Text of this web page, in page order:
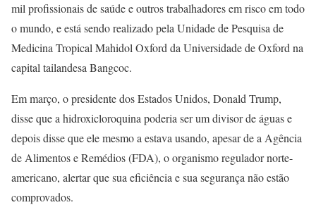
mil profissionais de saúde e outros trabalhadores em risco em todo
o mundo, e está sendo realizado pela Unidade de Pesquisa de
Medicina Tropical Mahidol Oxford da Universidade de Oxford na
capital tailandesa Bangcoc.
Em março, o presidente dos Estados Unidos, Donald Trump,
disse que a hidroxicloroquina poderia ser um divisor de águas e
depois disse que ele mesmo a estava usando, apesar de a Agência
de Alimentos e Remédios (FDA), o organismo regulador norte-
americano, alertar que sua eficiência e sua segurança não estão
comprovados.